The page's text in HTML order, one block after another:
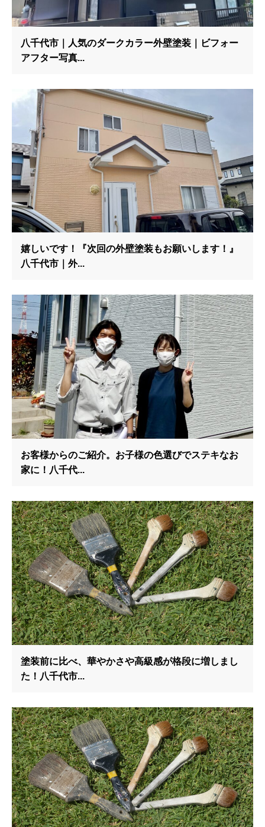
八千代市｜人気のダークカラー外壁塗装｜ビフォー
アフター写真...
嬉しいです！『次回の外壁塗装もお願いします！』
八千代市｜外...
お客様からのご紹介。お子様の色選びでステキなお
家に！八千代...
塗装前に比べ、華やかさや高級感が格段に増しまし
た！八千代市...